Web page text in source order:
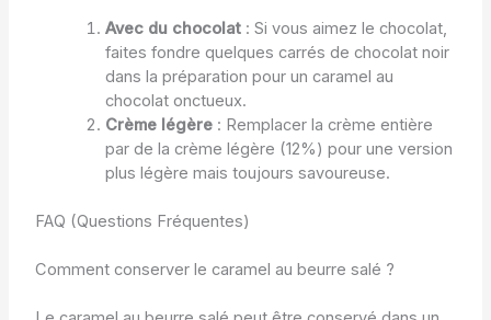
Avec du chocolat: Si vous aimez le chocolat,
faites fondre quelques carrés de chocolat noir
dans la préparation pour un caramel au
chocolat onctueux.
Crème légère: Remplacer la crème entière
par de la crème légère (12%) pour une version
plus légère mais toujours savoureuse.
FAQ (Questions Fréquentes)
Comment conserver le caramel au beurre salé ?